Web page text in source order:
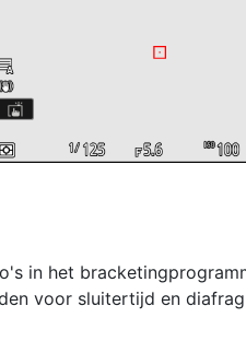
in het
voor sluitertijd en